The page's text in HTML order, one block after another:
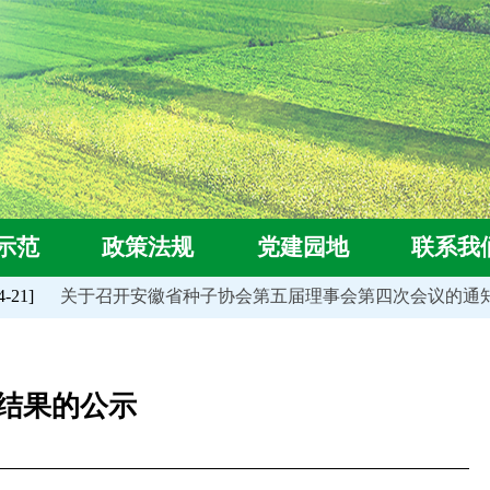
范 政策法规 党建园地 联系我
关于召开安徽省种子协会第五届理事会第四次会议的通知
果的公示